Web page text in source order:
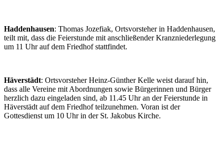
Haddenhausen: Thomas Jozefiak, Ortsvorsteher in Haddenhausen,
teilt mit, dass die Feierstunde mit anschließender Kranzniederlegung
um 11 Uhr auf dem Friedhof stattfindet.
Häverstädt: Ortsvorsteher Heinz-Günther Kelle weist darauf hin,
dass alle Vereine mit Abordnungen sowie Bürgerinnen und Bürger
herzlich dazu eingeladen sind, ab 11.45 Uhr an der Feierstunde in
Häverstädt auf dem Friedhof teilzunehmen. Voran ist der
Gottesdienst um 10 Uhr in der St. Jakobus Kirche.